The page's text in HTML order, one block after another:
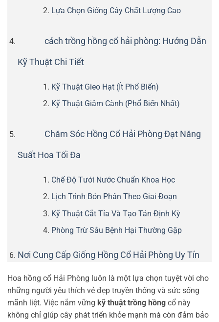
Lựa Chọn Giống Cây Chất Lượng Cao
cách trồng hồng cổ hải phòng: Hướng Dẫn
Kỹ Thuật Chi Tiết
Kỹ Thuật Gieo Hạt (Ít Phổ Biến)
Kỹ Thuật Giâm Cành (Phổ Biến Nhất)
Chăm Sóc Hồng Cổ Hải Phòng Đạt Năng
Suất Hoa Tối Đa
Chế Độ Tưới Nước Chuẩn Khoa Học
Lịch Trình Bón Phân Theo Giai Đoạn
Kỹ Thuật Cắt Tỉa Và Tạo Tán Định Kỳ
Phòng Trừ Sâu Bệnh Hại Thường Gặp
Nơi Cung Cấp Giống Hồng Cổ Hải Phòng Uy Tín
Hoa hồng cổ Hải Phòng luôn là một lựa chọn tuyệt vời cho
những người yêu thích vẻ đẹp truyền thống và sức sống
mãnh liệt. Việc nắm vững kỹ thuật trồng hồng cổ này
không chỉ giúp cây phát triển khỏe mạnh mà còn đảm bảo